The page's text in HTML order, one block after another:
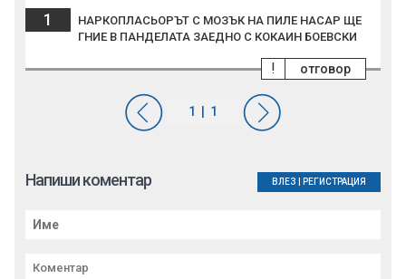
1
НАРКОПЛАСЬОРЪТ С МОЗЪК НА ПИЛЕ НАСАР ЩЕ
ГНИЕ В ПАНДЕЛАТА ЗАЕДНО С КОКАИН БОЕВСКИ
отговор
!
Напиши коментар ВЛЕЗ РЕГИСТРАЦИЯ